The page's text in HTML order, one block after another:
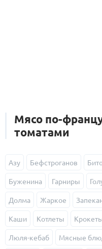
Мясо по-
томатами
Азу Бефстроганов
Буженина Гарниры
Долма Жаркое
Каши Котлеты
Люля-кебаб Мясные